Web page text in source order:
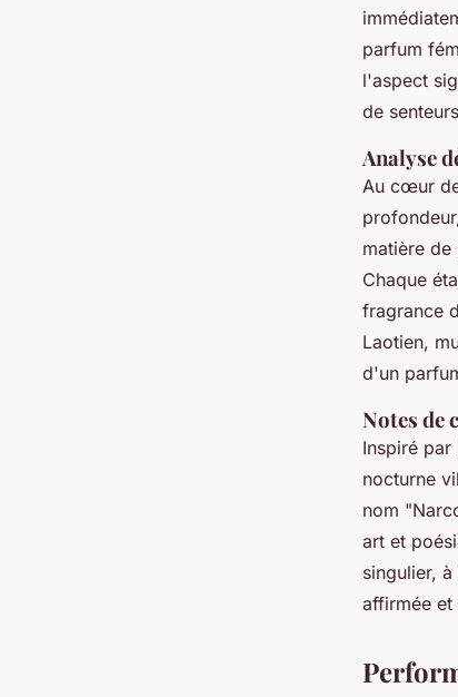
parfum
l'aspect
de
Analyse
Au cœur
matière de
Chaque
fragrance
Laotien,
d'un
Notes de
Inspiré
nocturne
nom
art et
singulier,
affirmée et